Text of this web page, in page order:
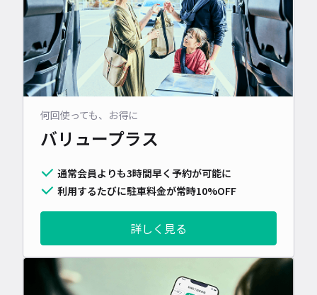
何回使っても、お得に
バリュープラス
通常会員よりも3時間早く予約が可能に
利用するたびに駐車料金が常時10%OFF
詳しく見る